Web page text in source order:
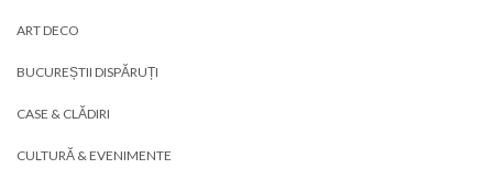
ART DECO
BUCUREȘTII DISPĂRUȚI
CASE & CLĂDIRI
CULTURĂ & EVENIMENTE